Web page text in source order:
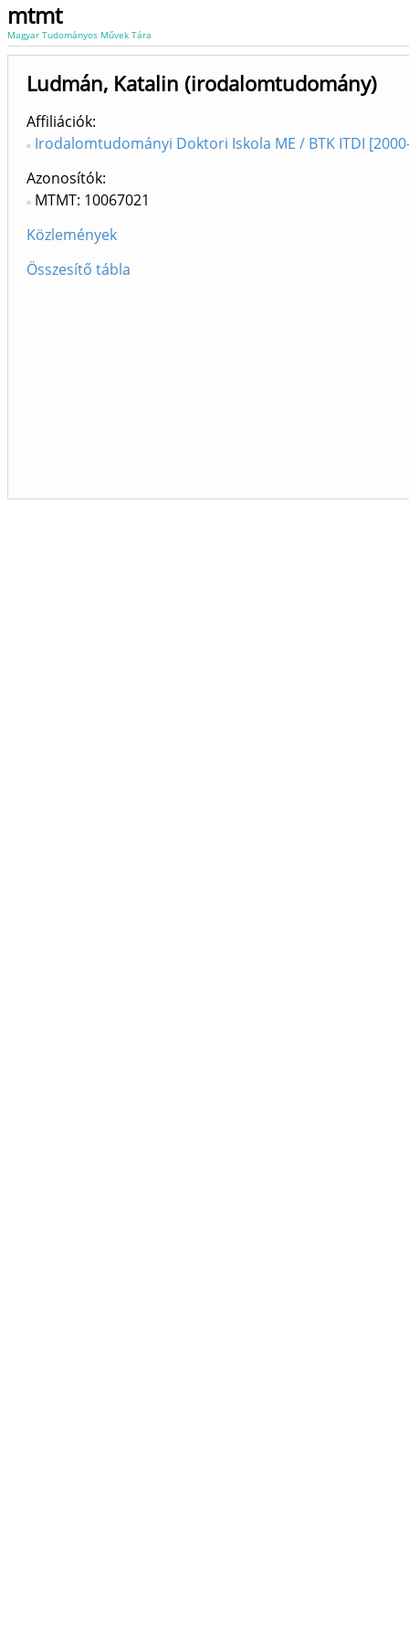
mtmt
Magyar Tudományos Művek Tára
Ludmán, Katalin (irodalomtudomány)
Affiliációk
Irodalomtudományi Doktori Iskola ME / BTK ITDI
Azonosítók
MTMT: 10067021
Közlemények
Összesítő tábla